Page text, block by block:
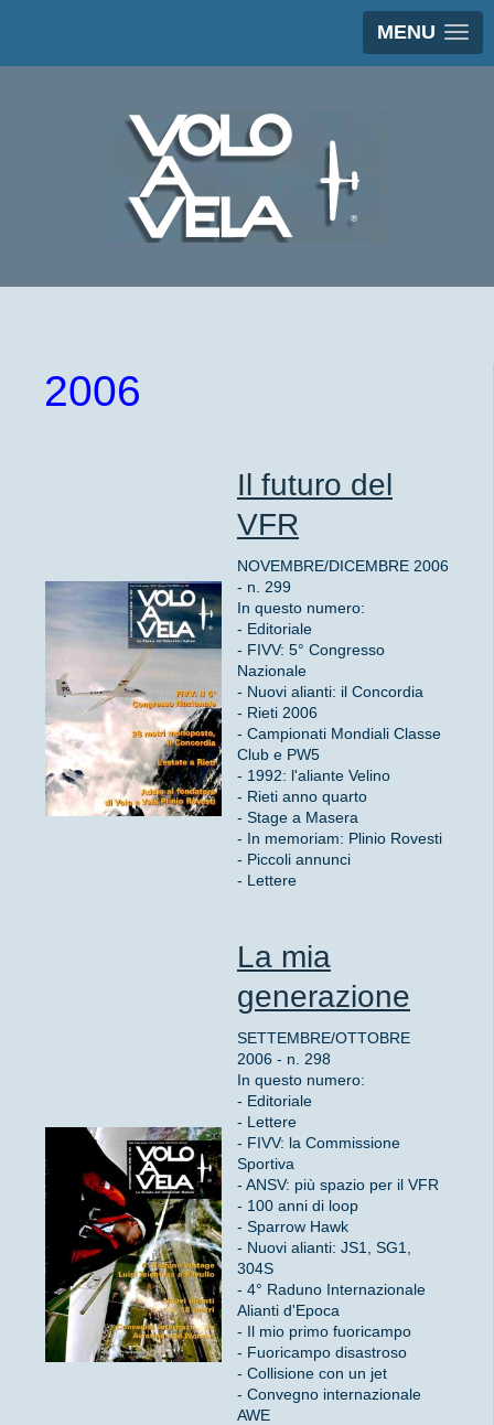
MENU
2006
Il futuro del
VFR
NOVEMBRE/DICEMBRE 2006
- n. 299
In questo numero:
- Editoriale
- FIVV: 5° Congresso
Nazionale
- Nuovi alianti: il Concordia
- Rieti 2006
- Campionati Mondiali Classe
Club e PW5
- 1992: l'aliante Velino
- Rieti anno quarto
- Stage a Masera
- In memoriam: Plinio Rovesti
- Piccoli annunci
- Lettere
La mia
generazione
SETTEMBRE/OTTOBRE
2006 - n. 298
In questo numero:
- Editoriale
- Lettere
- FIVV: la Commissione
Sportiva
- ANSV: più spazio per il VFR
- 100 anni di loop
- Sparrow Hawk
- Nuovi alianti: JS1, SG1,
304S
- 4° Raduno Internazionale
Alianti d'Epoca
- Il mio primo fuoricampo
- Fuoricampo disastroso
- Collisione con un jet
- Convegno internazionale
AWE